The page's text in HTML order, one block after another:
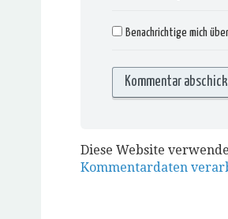
Benachrichtige mich
Diese Website
Kommentardaten